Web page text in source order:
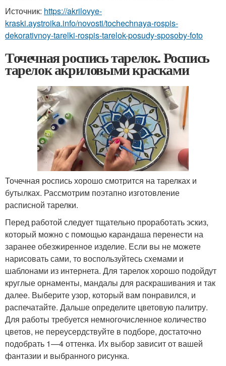
Источник: https://akrilovye-
kraski.aystroika.info/novosti/tochechnaya-rospis-
dekorativnoy-tarelki-rospis-tarelok-posudy-sposoby-foto
Точечная роспись тарелок. Роспись
тарелок акриловыми красками
Точечная роспись хорошо смотрится на тарелках и
бутылках. Рассмотрим поэтапно изготовление
расписной тарелки.
Перед работой следует тщательно проработать эскиз,
который можно с помощью карандаша перенести на
заранее обезжиренное изделие. Если вы не можете
нарисовать сами, то воспользуйтесь схемами и
шаблонами из интернета. Для тарелок хорошо подойдут
круглые орнаменты, мандалы для раскрашивания и так
далее. Выберите узор, который вам понравился, и
распечатайте. Дальше определите цветовую палитру.
Для работы требуется немногочисленное количество
цветов, не переусердствуйте в подборе, достаточно
подобрать 1—4 оттенка. Их выбор зависит от вашей
фантазии и выбранного рисунка.